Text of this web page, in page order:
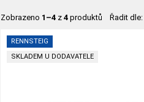
Zobrazeno 1–4 z 4 produktů Řadit dle:
RENNSTEIG
SKLADEM U DODAVATELE